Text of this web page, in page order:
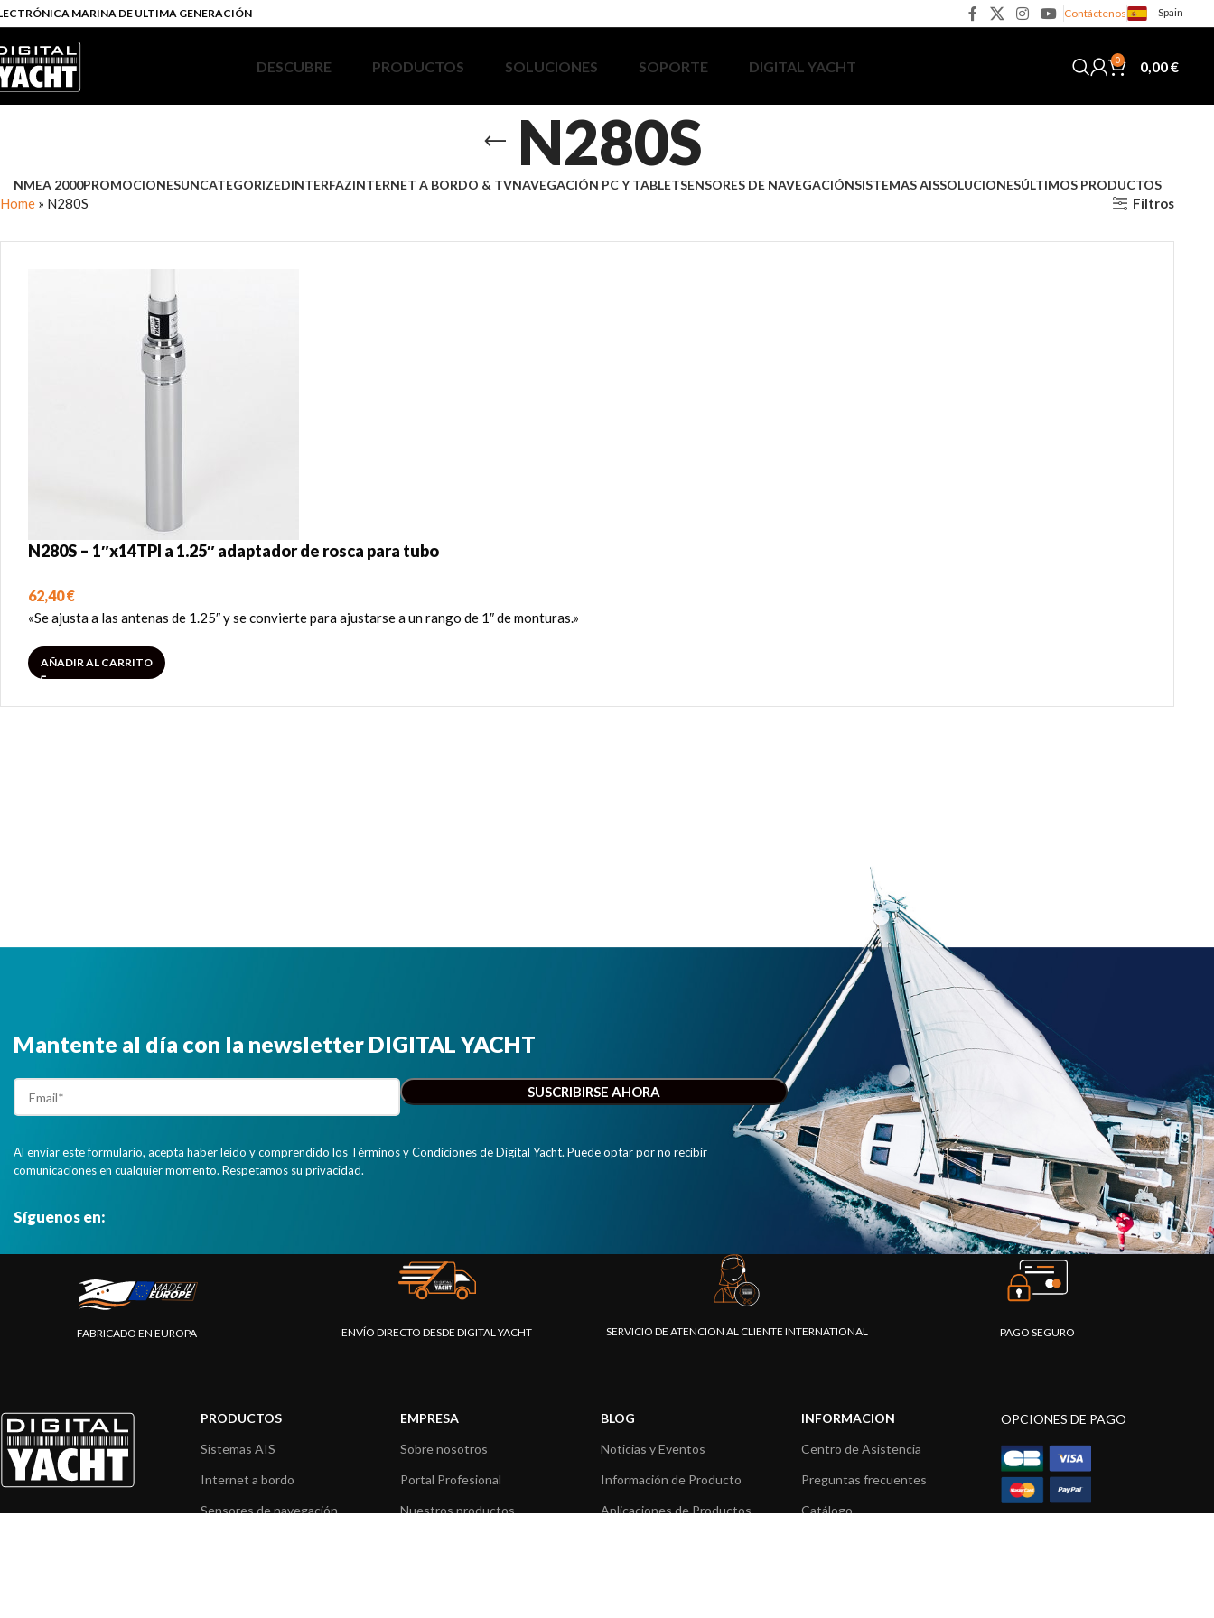
MARINA DE ULTIMA GENERACIÓN Contáctenos Spain
DESCUBRE PRODUCTOS SOLUCIONES SOPORTE DIGITAL YACHT 0 0,00€
N280S
NMEA 2000PROMOCIONESUNCATEGORIZEDINTERFAZINTERNET A BORDO & TVNAVEGACIÓN PC Y TABLETSENSORES DE NAVEGACIÓNSISTEMAS AISSOLUCIONESÚLTIMOS PRODUCTOS
Home » N280S Filtros
N280S – 1″x14TPI a 1.25″ adaptador de rosca para tubo
62,40€
«Se ajusta a las antenas de 1.25″ y se convierte para ajustarse a un rango de 1″ de monturas.»
AÑADIR AL CARRITO
Mantente al día con la newsletter DIGITAL YACHT
Al enviar este formulario, acepta haber leído y comprendido los Términos y Condiciones de Digital Yacht. Puede optar por no recibir
comunicaciones en cualquier momento. Respetamos su privacidad.
Síguenos en:
FABRICADO EN EUROPA ENVÍO DIRECTO DESDE DIGITAL YACHT SERVICIO DE ATENCION AL CLIENTE INTERNATIONAL PAGO SEGURO
PRODUCTOS
Sistemas AIS
Internet a bordo
Sensores de navegación
EMPRESA
Sobre nosotros
Portal Profesional
Nuestros productos
BLOG
Noticias y Eventos
Información de Producto
Aplicaciones de Productos
INFORMACION
Centro de Asistencia
Preguntas frecuentes
Catálogo
OPCIONES DE PAGO